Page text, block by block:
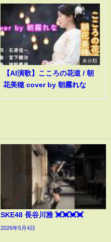
未分類
【AI演歌】こころの花道 / 朝
花美穂 cover by 朝霧れな
SKE48 長谷川雅 💓💓💓💓
2026年5月4日